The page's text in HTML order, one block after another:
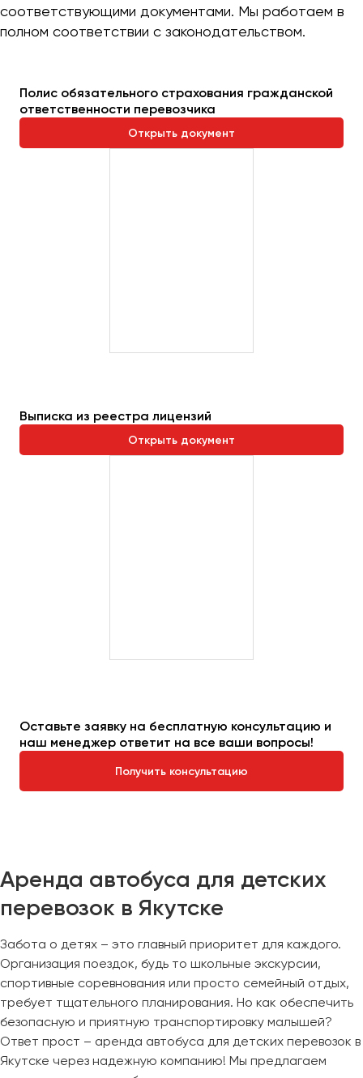
соответствующими документами. Мы работаем в
полном соответствии с законодательством.
Полис обязательного страхования гражданской
ответственности перевозчика
Открыть документ
Выписка из реестра лицензий
Открыть документ
Оставьте заявку на бесплатную консультацию и
наш менеджер ответит на все ваши вопросы!
Получить консультацию
Аренда автобуса для детских
перевозок в Якутске
Забота о детях – это главный приоритет для каждого.
Организация поездок, будь то школьные экскурсии,
спортивные соревнования или просто семейный отдых,
требует тщательного планирования. Но как обеспечить
безопасную и приятную транспортировку малышей?
Ответ прост – аренда автобуса для детских перевозок в
Якутске через надежную компанию! Мы предлагаем